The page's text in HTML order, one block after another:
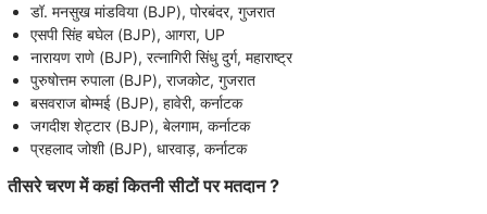
डॉ. मनसुख मांडविया (BJP), पोरबंदर, गुजरात
एसपी सिंह बघेल (BJP), आगरा, UP
नारायण राणे (BJP), रत्नागिरी सिंधु दुर्ग, महाराष्ट्र
पुरुषोत्तम रुपाला (BJP), राजकोट, गुजरात
बसवराज बोम्मई (BJP), हावेरी, कर्नाटक
जगदीश शेट्टार (BJP), बेलगाम, कर्नाटक
प्रहलाद जोशी (BJP), धारवाड़, कर्नाटक
तीसरे चरण में कहां कितनी सीटों पर मतदान ?